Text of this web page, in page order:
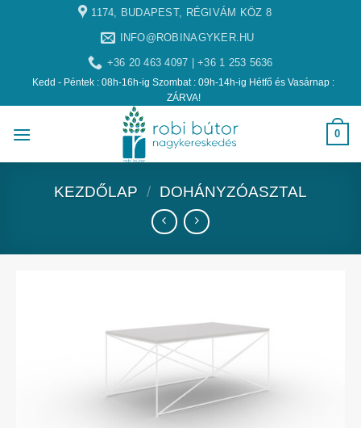
1174, BUDAPEST, RÉGIVÁM KÖZ 8
INFO@ROBINAGYKER.HU
+36 20 463 4097 | +36 1 253 5636
Kedd - Péntek : 08h-16h-ig Szombat : 09h-14h-ig Hétfő és Vasárnap :
ZÁRVA!
0
KEZDŐLAP / DOHÁNYZÓASZTAL